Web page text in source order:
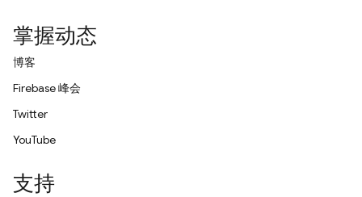
掌握动态
博客
Firebase 峰会
Twitter
YouTube
支持